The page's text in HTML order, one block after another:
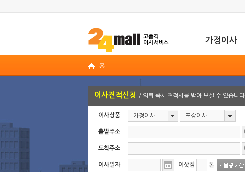
가정이사
홈
이사견적신청 / 의뢰 즉시 견적서를 받아 보실 수 있습니다.
이사상품 가정이사 포장이사
출발주소
도착주소
이사일자 이삿짐 톤